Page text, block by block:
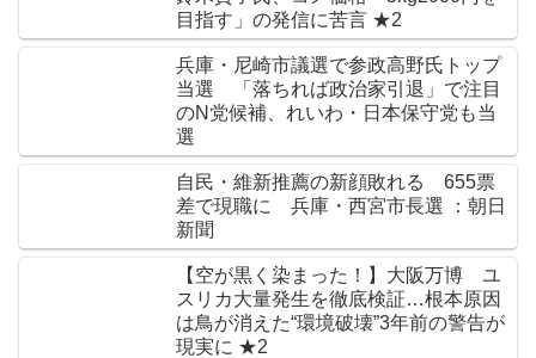
目指す」の発信に苦言 ★2
兵庫・尼崎市議選で参政高野氏トップ
当選 「落ちれば政治家引退」で注目
のN党候補、れいわ・日本保守党も当
選
自民・維新推薦の新顔敗れる 655票
差で現職に 兵庫・西宮市長選 ：朝日
新聞
【空が黒く染まった！】大阪万博 ユ
スリカ大量発生を徹底検証…根本原因
は鳥が消えた“環境破壊”3年前の警告が
現実に ★2